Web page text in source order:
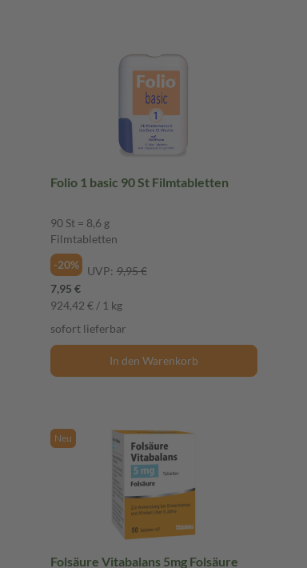
Folio 1 basic 90 St Filmtabletten
90 St = 8,6 g
Filmtabletten
-20%
UVP: 9,95 €
7,95 €
924,42 € / 1 kg
sofort lieferbar
In den Warenkorb
Neu
Folsäure Vitabalans 5mg Folsäure